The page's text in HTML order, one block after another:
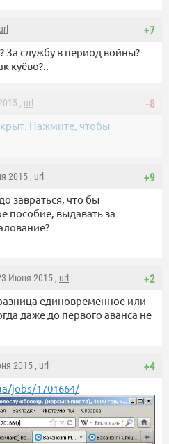
+7
url
За службу в период войны?
куёво?..
-8
, url
Нажмите, чтобы
+9
2015 , url
завраться, что бы
пособие, выдавать за
+2
Июня 2015 , url
единовременное или
даже до первого аванса не
+4
2015 , url
jobs/1701664/